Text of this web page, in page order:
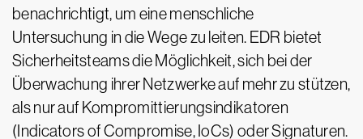
benachrichtigt, um eine menschliche
Untersuchung in die Wege zu leiten. EDR bietet
Sicherheitsteams die Möglichkeit, sich bei der
Überwachung ihrer Netzwerke auf mehr zu stützen,
als nur auf Kompromittierungsindikatoren
(Indicators of Compromise, IoCs) oder Signaturen.